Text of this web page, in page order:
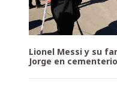
Lionel Messi y su
Jorge en